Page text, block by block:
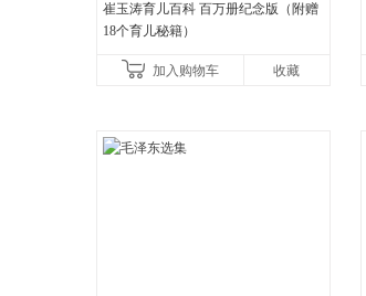
崔玉涛育儿百科 百万册纪念版（附赠
18个育儿秘籍）
加入购物车 收藏